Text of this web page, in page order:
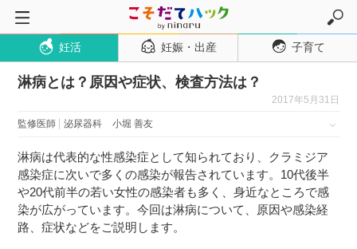
トップページ
妊活
妊娠初期
妊娠中期
妊娠後期
妊活 妊娠・出産 子育て
淋病とは？原因や症状、検査方法は？
2017年5月31日
監修医師 泌尿器科 小堀 善友
淋病は代表的な性感染症として知られており、クラミジア
感染症に次いで多くの感染が報告されています。10代後半
や20代前半の若い女性の感染者も多く、身近なところで感
染が広がっています。今回は淋病について、原因や感染経
路、症状などをご説明します。